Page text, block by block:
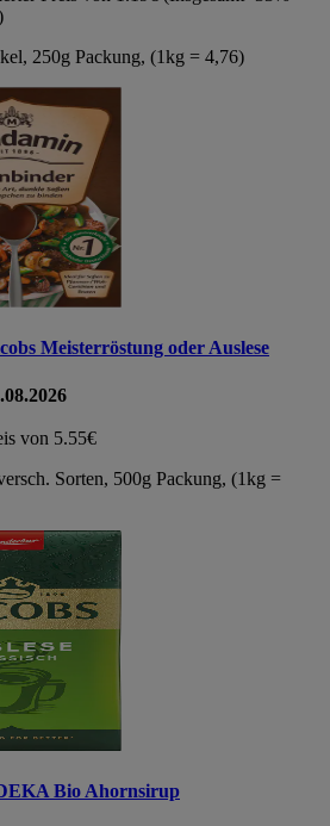
250g Packung, (1kg = 4,76)
Meisterröstung oder Auslese
von 5.55€
Sorten, 500g Packung, (1kg =
Bio Ahornsirup